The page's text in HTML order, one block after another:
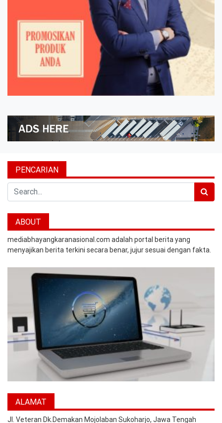
PENCARIAN
Search
ABOUT
mediabhayangkaranasional.com adalah portal berita yang
menyajikan berita terkini secara benar, jujur sesuai dengan fakta.
ALAMAT
Jl. Veteran Dk.Demakan Mojolaban Sukoharjo, Jawa Tengah